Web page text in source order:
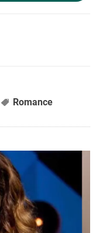
Romance